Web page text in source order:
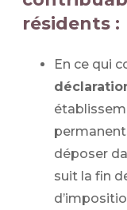
résidents :
En ce qui
déposer
suit la fin